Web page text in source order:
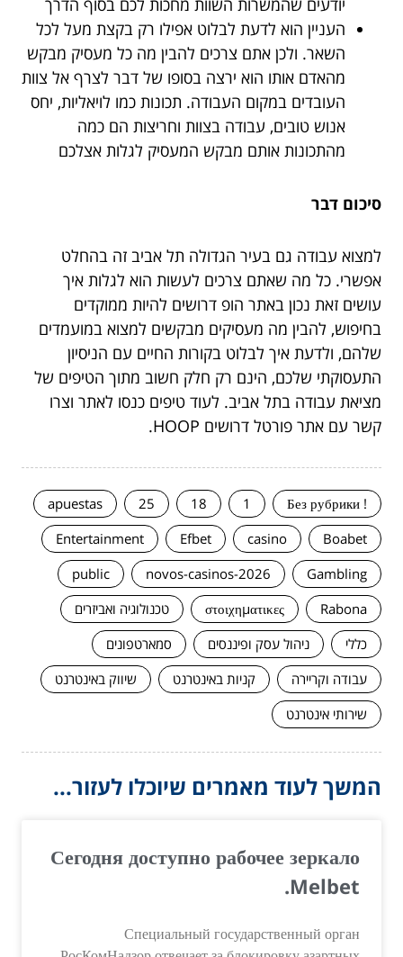
העניין הוא לדעת לבלוט אפילו רק בקצת מעל לכל
השאר. ולכן אתם צרכים להבין מה כל מעסיק מבקש
מהאדם אותו הוא ירצה בסופו של דבר לצרף אל צוות
העובדים במקום העבודה. תכונות כמו לויאליות, יחס
אנוש טובים, עבודה בצוות וחריצות הם כמה
מהתכונות אותם מבקש המעסיק לגלות אצלכם
סיכום דבר
למצוא עבודה גם בעיר הגדולה תל אביב זה בהחלט
אפשרי. כל מה שאתם צרכים לעשות הוא לגלות איך
עושים זאת נכון באתר הופ דרושים להיות ממוקדים
בחיפוש, להבין מה מעסיקים מבקשים למצוא במועמדים
שלהם, ולדעת איך לבלוט בקורות החיים עם הניסיון
התעסוקתי שלכם, הינם רק חלק חשוב מתוך הטיפים של
מציאת עבודה בתל אביב. לעוד טיפים כנסו לאתר וצרו
קשר עם אתר פורטל דרושים HOOP.
! Без рубрики
1
18
25
apuestas
Boabet
casino
Efbet
Entertainment
Gambling
novos-casinos-2026
public
Rabona
στοιχηματικες
טכנולוגיה ואביזרים
כללי
ניהול עסק ופיננסים
סמארטפונים
עבודה וקריירה
קניות באינטרנט
שיווק באינטרנט
שירותי אינטרנט
המשך לעוד מאמרים שיוכלו לעזור...
Сегодня доступно рабочее зеркало
Melbet.
Специальный государственный орган